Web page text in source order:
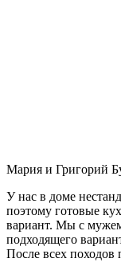
Мария и Григорий
У нас в доме
поэтому готовые
вариант. Мы с
подходящего
После всех